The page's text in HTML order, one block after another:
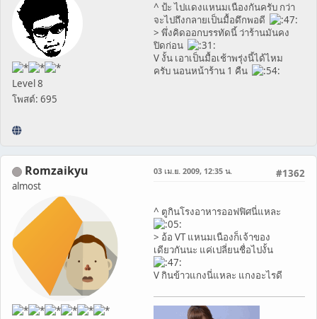
Level 8
โพสต์: 695
^ ป้ะ ไปแดงแหนมเนืองกันครับ กว่า
จะไปถึงกลายเป็นมื้อดึกพอดี
> พึ่งคิดออกบรรทัดนี้ ว่าร้านมันคง
ปิดก่อน
V งั้น เอาเป็นมื้อเช้าพรุ่งนี้ได้ไหม
ครับ นอนหน้าร้าน 1 คืน
Romzaikyu
almost
#1362
03 เม.ย. 2009, 12:35 น.
^ ตูกินโรงอาหารออฟฟิศนี่แหละ
> อ้อ VT แหนมเนืองก็เจ้าของ
เดียวกันนะ แค่เปลี่ยนชื่อไปงั้น
V กินข้าวแกงนี่แหละ แกงอะไรดี